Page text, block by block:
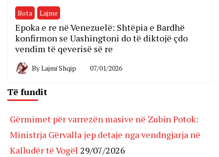
Bota Lajme
Epoka e re në Venezuelë: Shtëpia e Bardhë
konfirmon se Uashingtoni do të diktojë çdo
vendim të qeverisë së re
ByLajmi Shqip 07/01/2026
Të fundit
Gërmimet për varrezën masive në Zubin Potok:
Ministrja Gërvalla jep detaje nga vendngjarja në
Kalludër të Vogël 29/07/2026